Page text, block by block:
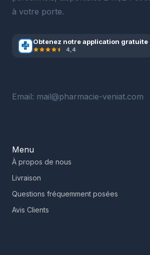
à votre porte.
Obtenez notre application gratuite
4,4
Email: mail@pharmacie-veniat.com
Menu
À propos de nous
Livraison
Questions fréquemment posées
Avis Clients